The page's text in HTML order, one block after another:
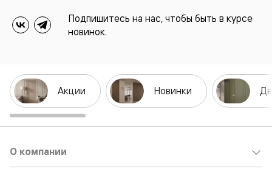
Подпишитесь на нас, чтобы быть в курсе
новинок.
Акции Новинки
О компании